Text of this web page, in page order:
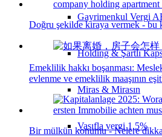
Gayrimenkul Vergi
Holding & Şartlı
Miras & Mirasın
Vasıfla vergi 1,5%
Doğru şekilde kiraya vermek - bu
Emeklilik hakkı boşanması:
evlenme ve emeklilik maaşının
Bir mülkün konumu - Nelere